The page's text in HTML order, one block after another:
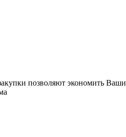
позволяют экономить Ваши